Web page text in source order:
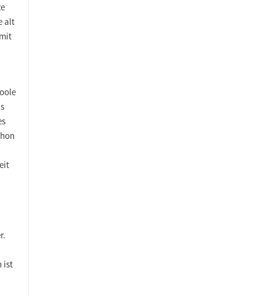
alt
ist
Abständen versenden wir Informationen aus dem CVJM